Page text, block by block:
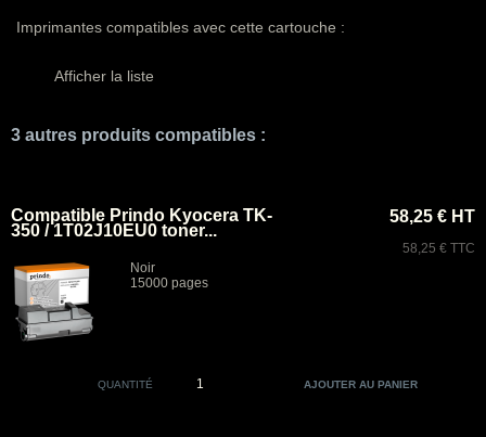
Imprimantes compatibles avec cette cartouche :
Afficher la liste
3 autres produits compatibles :
Compatible Prindo Kyocera TK-
350 / 1T02J10EU0 toner...
Noir
15000 pages
58,25 € HT
58,25 € TTC
QUANTITÉ